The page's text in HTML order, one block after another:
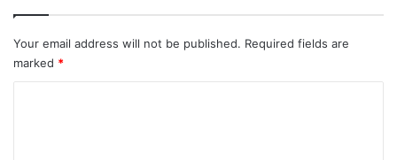
Your email address will not be published. Required fields are
marked *